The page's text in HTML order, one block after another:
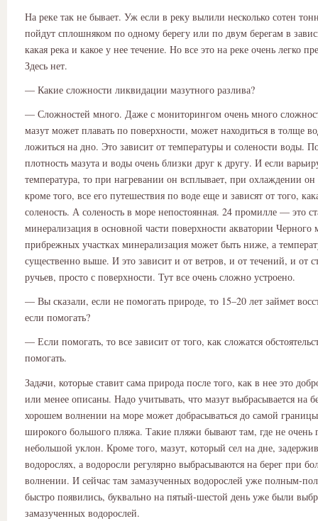
На реке так не бывает. Уж если в реку вылили несколько сотен
пойдут сплошняком по одному берегу или по двум берегам в
какая река и какое у нее течение. Но все это на реке очень легко
Здесь нет.
— Какие сложности ликвидации мазутного разлива?
— Сложностей много. Даже с мониторингом очень много
мазут может плавать по поверхности, может находиться в толще
ложиться на дно. Это зависит от температуры и солености воды.
плотность мазута и воды очень близки друг к другу. И если
температура, то при нагревании он всплывает, при охлаждении он
кроме того, все его путешествия по воде еще и зависят от того,
соленость. А соленость в море непостоянная. 24 промилле — это
минерализация в основной части поверхности акватории Черного
прибрежных участках минерализация может быть ниже, а
существенно выше. И это зависит и от ветров, и от течений, и от
ручьев, просто с поверхности. Тут все очень сложно устроено.
— Вы сказали, если не помогать природе, то 15–20 лет займет
если помогать?
— Если помогать, то все зависит от того, как сложатся
помогать.
Задачи, которые ставит сама природа после того, как в нее это
или менее описаны. Надо учитывать, что мазут выбрасывается на
хорошем волнении на море может добрасываться до самой
широкого большого пляжа. Такие пляжи бывают там, где не очень
небольшой уклон. Кроме того, мазут, который сел на дне,
водорослях, а водоросли регулярно выбрасываются на берег при
волнении. И сейчас там замазученных водорослей уже полным-
быстро появились, буквально на пятый-шестой день уже были
замазученных водорослей.